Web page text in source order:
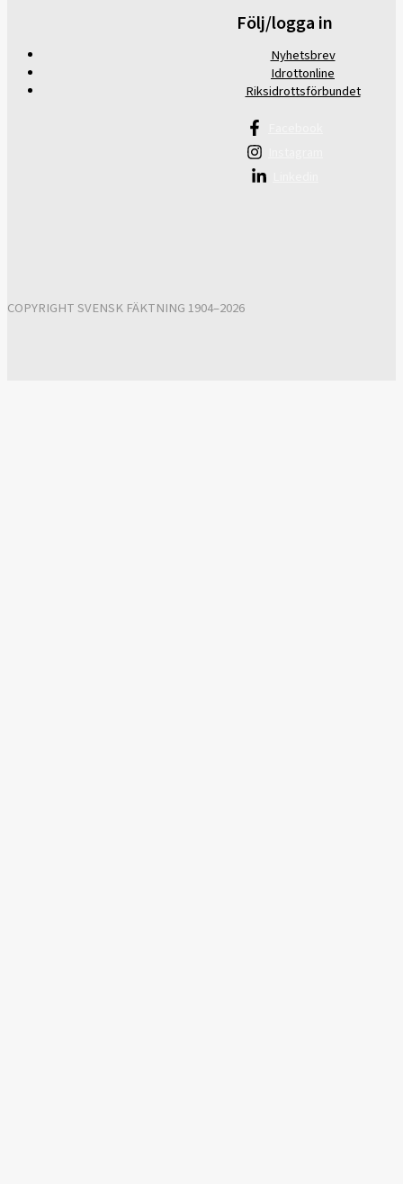
Följ/logga in
Nyhetsbrev
Idrottonline
Riksidrottsförbundet
COPYRIGHT SVENSK FÄKTNING 1904–2026